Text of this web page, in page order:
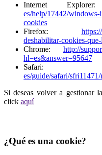
Internet
es/help/17442/windows-
cookies
Firefox:
deshabilitar-cookies-
Chrome: http://
hl=es&answer=95647
es/guide/safari/sfri11471/
Si deseas volver a gestionar
click aquí
¿Qué es una cookie?